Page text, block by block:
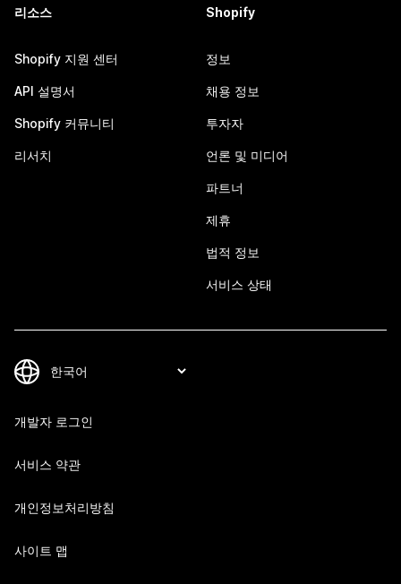
리소스
Shopify 지원 센터
API 설명서
Shopify 커뮤니티
리서치
Shopify
정보
채용 정보
투자자
언론 및 미디어
파트너
제휴
법적 정보
서비스 상태
개발자 로그인
서비스 약관
개인정보처리방침
사이트 맵